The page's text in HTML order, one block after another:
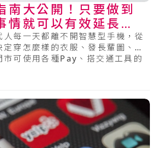
南大公開！只要做到
情就可以有效延長手
人每一天都離不開智慧型手機，從
穿怎麼樣的衣服、發長輩圖、買
市可使用各種Pay、搭交通工具的